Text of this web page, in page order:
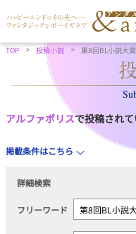
TOP 投稿小説 第8回BL小説大
アルファポリスで投稿されて
掲載条件はこちら
詳細検索
フリーワード